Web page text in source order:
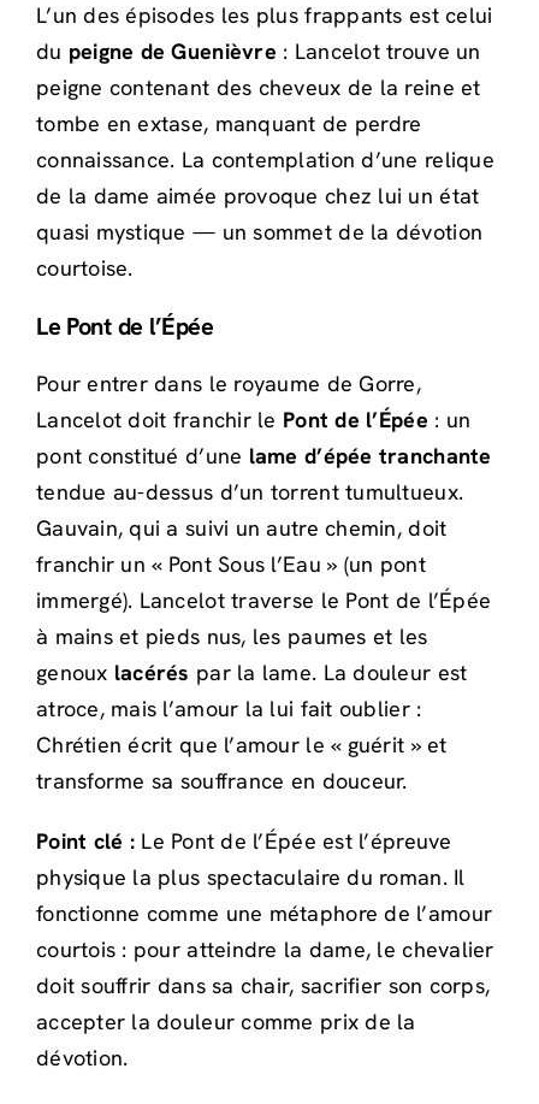
L’un des épisodes les plus frappants est celui
du peigne de Guenièvre : Lancelot trouve un
peigne contenant des cheveux de la reine et
tombe en extase, manquant de perdre
connaissance. La contemplation d’une relique
de la dame aimée provoque chez lui un état
quasi mystique — un sommet de la dévotion
courtoise.
Le Pont de l’Épée
Pour entrer dans le royaume de Gorre,
Lancelot doit franchir le Pont de l’Épée : un
pont constitué d’une lame d’épée tranchante
tendue au-dessus d’un torrent tumultueux.
Gauvain, qui a suivi un autre chemin, doit
franchir un « Pont Sous l’Eau » (un pont
immergé). Lancelot traverse le Pont de l’Épée
à mains et pieds nus, les paumes et les
genoux lacérés par la lame. La douleur est
atroce, mais l’amour la lui fait oublier :
Chrétien écrit que l’amour le « guérit » et
transforme sa souffrance en douceur.
Point clé :Le Pont de l’Épée est l’épreuve
physique la plus spectaculaire du roman. Il
fonctionne comme une métaphore de l’amour
courtois : pour atteindre la dame, le chevalier
doit souffrir dans sa chair, sacrifier son corps,
accepter la douleur comme prix de la
dévotion.